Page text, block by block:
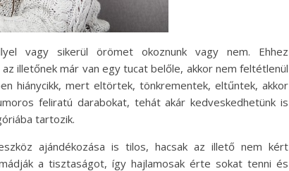
vagy sikerül örömet okoznunk vagy nem. Ehhez
illetőnek már van egy tucat belőle, akkor nem feltétlenül
hiánycikk, mert eltörtek, tönkrementek, eltűntek, akkor
feliratú darabokat, tehát akár kedveskedhetünk is
tartozik.
ajándékozása is tilos, hacsak az illető nem kért
a tisztaságot, így hajlamosak érte sokat tenni és